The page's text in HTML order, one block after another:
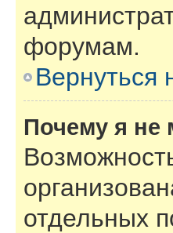
форумам.
Вернуться
Почему я не
отдельных